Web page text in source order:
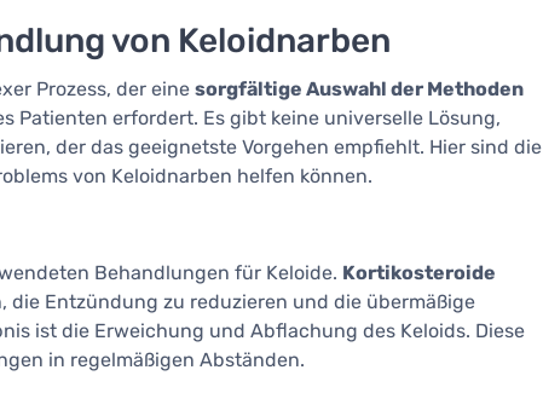
von Keloidnarben
Prozess, der eine sorgfältige Auswahl der Methoden
Patienten erfordert. Es gibt keine universelle Lösung,
der das geeignetste Vorgehen empfiehlt. Hier sind die
von Keloidnarben helfen können.
Behandlungen für Keloide. Kortikosteroide
die Entzündung zu reduzieren und die übermäßige
ist die Erweichung und Abflachung des Keloids. Diese
in regelmäßigen Abständen.